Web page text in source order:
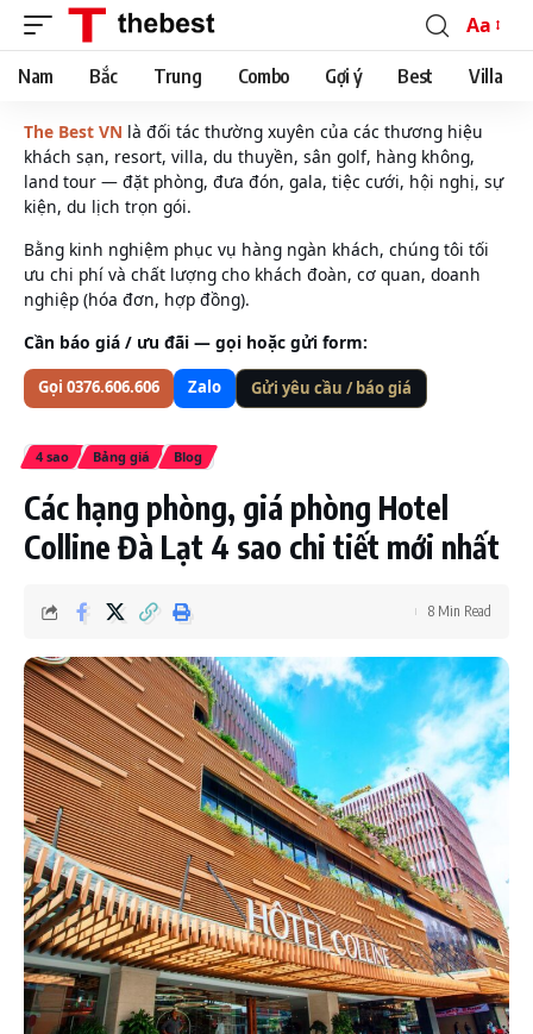
Font
Resizer
Aa
Nam Bắc Trung Combo Gợi ý Best Villa
The Best VN là đối tác thường xuyên của các thương hiệu
khách sạn, resort, villa, du thuyền, sân golf, hàng không,
land tour — đặt phòng, đưa đón, gala, tiệc cưới, hội nghị, sự
kiện, du lịch trọn gói.
Bằng kinh nghiệm phục vụ hàng ngàn khách, chúng tôi tối
ưu chi phí và chất lượng cho khách đoàn, cơ quan, doanh
nghiệp (hóa đơn, hợp đồng).
Cần báo giá / ưu đãi — gọi hoặc gửi form:
Gọi 0376.606.606 Zalo Gửi yêu cầu / báo giá
4 sao Bảng giá Blog
Các hạng phòng, giá phòng Hotel
Colline Đà Lạt 4 sao chi tiết mới nhất
8 Min Read